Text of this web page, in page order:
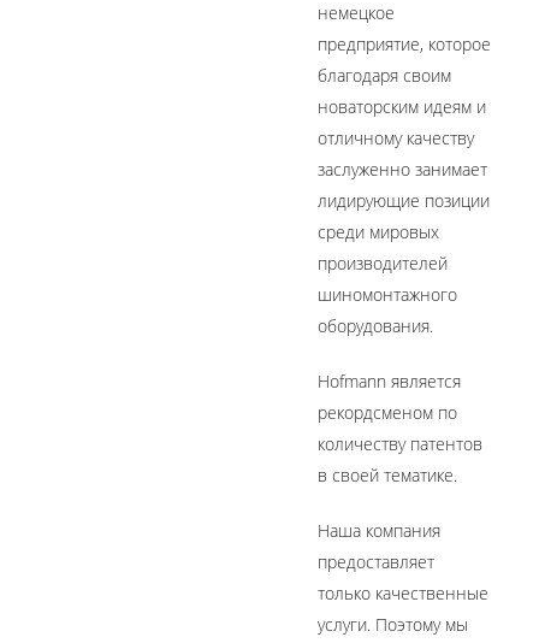
немецкое
предприятие, которое
благодаря своим
новаторским идеям и
отличному качеству
заслуженно занимает
лидирующие позиции
среди мировых
производителей
шиномонтажного
оборудования.
Hofmann является
рекордсменом по
количеству патентов
в своей тематике.
Наша компания
предоставляет
только качественные
услуги. Поэтому мы